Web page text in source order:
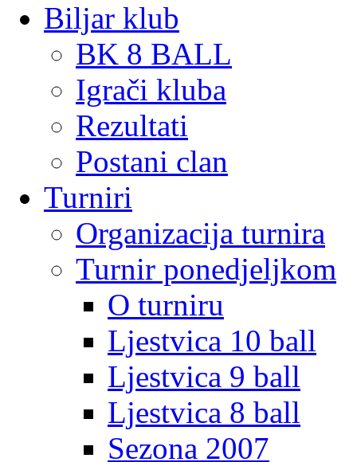
Biljar klub
BK 8 BALL
Igrači kluba
Rezultati
Postani clan
Turniri
Organizacija turnira
Turnir ponedjeljkom
O turniru
Ljestvica 10 ball
Ljestvica 9 ball
Ljestvica 8 ball
Sezona 2007